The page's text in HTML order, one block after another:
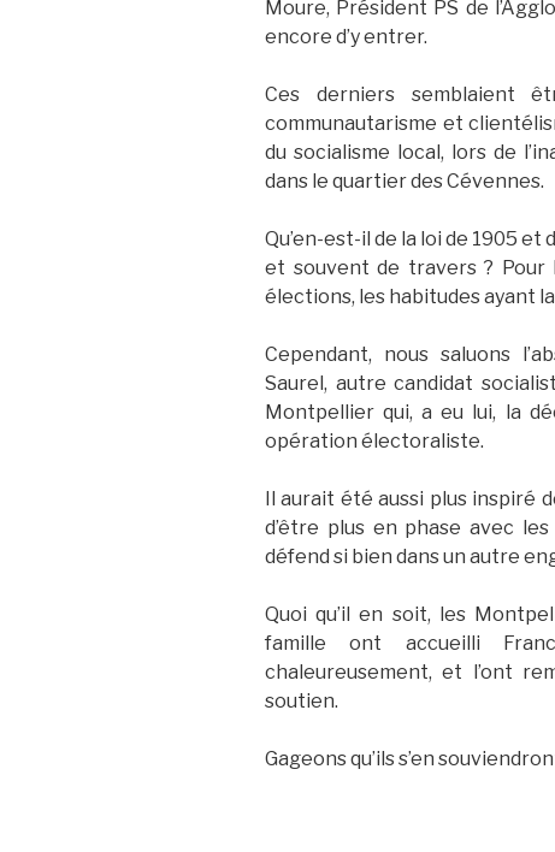
Moure, Président PS de
encore d’y entrer.
Ces derniers semblaient
communautarisme et
du socialisme local, lors de
dans le quartier des Cévennes.
Qu’en-est-il de la loi de 1905
et souvent de travers ? Pour
élections, les habitudes ayant
Cependant, nous saluons
Saurel, autre candidat
Montpellier qui, a eu lui, la
opération électoraliste.
Il aurait été aussi plus inspiré
d’être plus en phase avec
défend si bien dans un autre
Quoi qu’il en soit, les
famille ont accueilli
chaleureusement, et l’ont
soutien.
Gageons qu’ils s’en